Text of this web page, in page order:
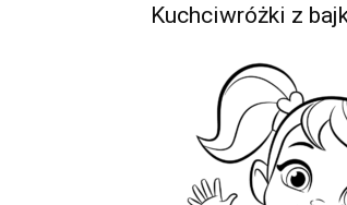
Kuchciwróżki z